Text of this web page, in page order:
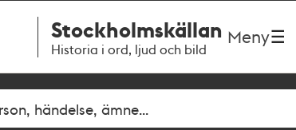
Stockholmskällan
Historia i ord, ljud och bild
Meny